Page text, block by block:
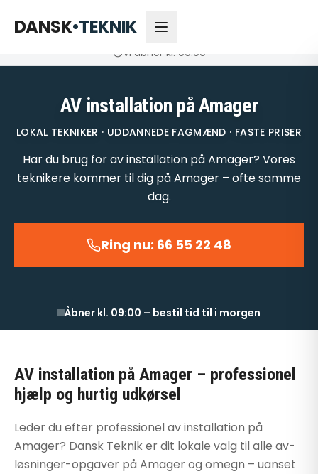
DANSK•TEKNIK
Åbner kl. 09:00
Vi åbner kl. 09:00
AV installation på Amager
LOKAL TEKNIKER · UDDANNEDE FAGMÆND · FASTE PRISER
Har du brug for av installation på Amager? Vores
teknikere kommer til dig på Amager – ofte samme
dag.
Ring nu: 66 55 22 48
Åbner kl. 09:00 – bestil tid til i morgen
AV installation på Amager – professionel
hjælp og hurtig udkørsel
Leder du efter professionel av installation på
Amager? Dansk Teknik er dit lokale valg til alle av-
løsninger-opgaver på Amager og omegn – uanset